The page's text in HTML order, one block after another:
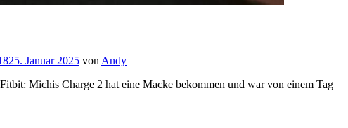
25. Januar 2025 von Andy
Michis Charge 2 hat eine Macke bekommen und war von einem Tag